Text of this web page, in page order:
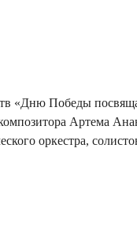
«Дню Победы
Артема
оркестра,